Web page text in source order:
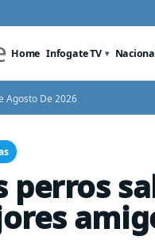
Home Infogate TV
Agosto De 2026
perros